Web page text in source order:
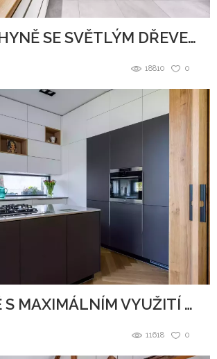
BÍLÁ KUCHYNĚ SE SVĚTLÝM DŘEVEM
0
18810
KUCHYNĚ S MAXIMÁLNÍM VYUŽITÍ PROSTORU
0
11618